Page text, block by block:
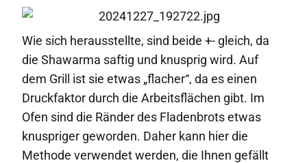
Wie sich herausstellte, sind beide +- gleich, da
die Shawarma saftig und knusprig wird. Auf
dem Grill ist sie etwas „flacher“, da es einen
Druckfaktor durch die Arbeitsflächen gibt. Im
Ofen sind die Ränder des Fladenbrots etwas
knuspriger geworden. Daher kann hier die
Methode verwendet werden, die Ihnen gefällt